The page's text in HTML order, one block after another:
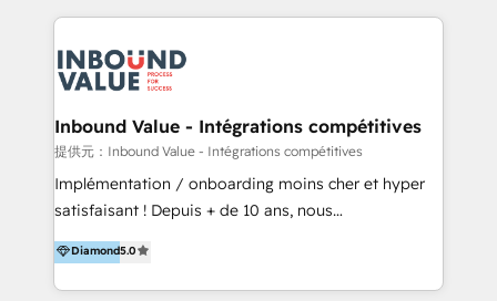
『最適なハブ』になります。 ーーーーーーーーーーー
ーーーーーーーーーーーーーーーーーーー 【プロジェ
90分程度） -現状課題の抽出、現実的な目標の確認 -要
件整理、必要十分なHubSpot製品の組合せのご提案 -お
見積り提示・ご承認、スケジュール決定、プロジェクト
キックオフ -マーケティング戦略策定（KGI）、ウェブ
戦略・戦術の設計（KPI） -全体導線遷移設計、ビジュ
るプロジェクト参加型の支援」で、戦略・企画などのコ
BPO・実務まで幅広いご支援が可能です。 また、2022
年に国内初のBtoB営業DXに関する書籍『業務効率化か
らはじめるBtoB営業DX BtoB営業もここまでデジタル
化できる! 」を出版いたしました。 HubSpotの導入／
活用支援以外にも、下記のようなサービスを提供してい
ます。 - ABMターゲット定義 / リスト作成 - カスタマ
着 - WEB / LP / BtoB-EC制作 - WEB広告(Google/FB
他)運用 - 記事コンテンツ / 動画制作 - インサイドセー
Inbound Value - Intégrations compétitives
提供元：Inbound Value - Intégrations compétitives
Implémentation / onboarding moins cher et hyper
satisfaisant ! Depuis + de 10 ans, nous
accompagnons des entreprises dans
l’automatisation de leur croissance digitale via
HubSpot avec une approche compétitive. Nous
Diamond5.0